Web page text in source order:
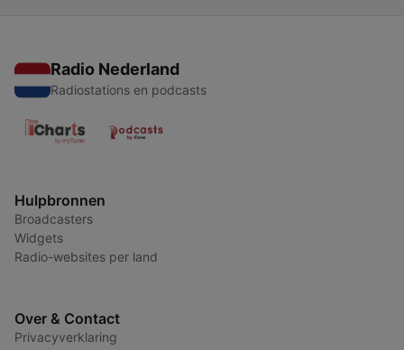
Radio Nederland
Radiostations en podcasts
Hulpbronnen
Broadcasters
Widgets
Radio-websites per land
Over & Contact
Privacyverklaring